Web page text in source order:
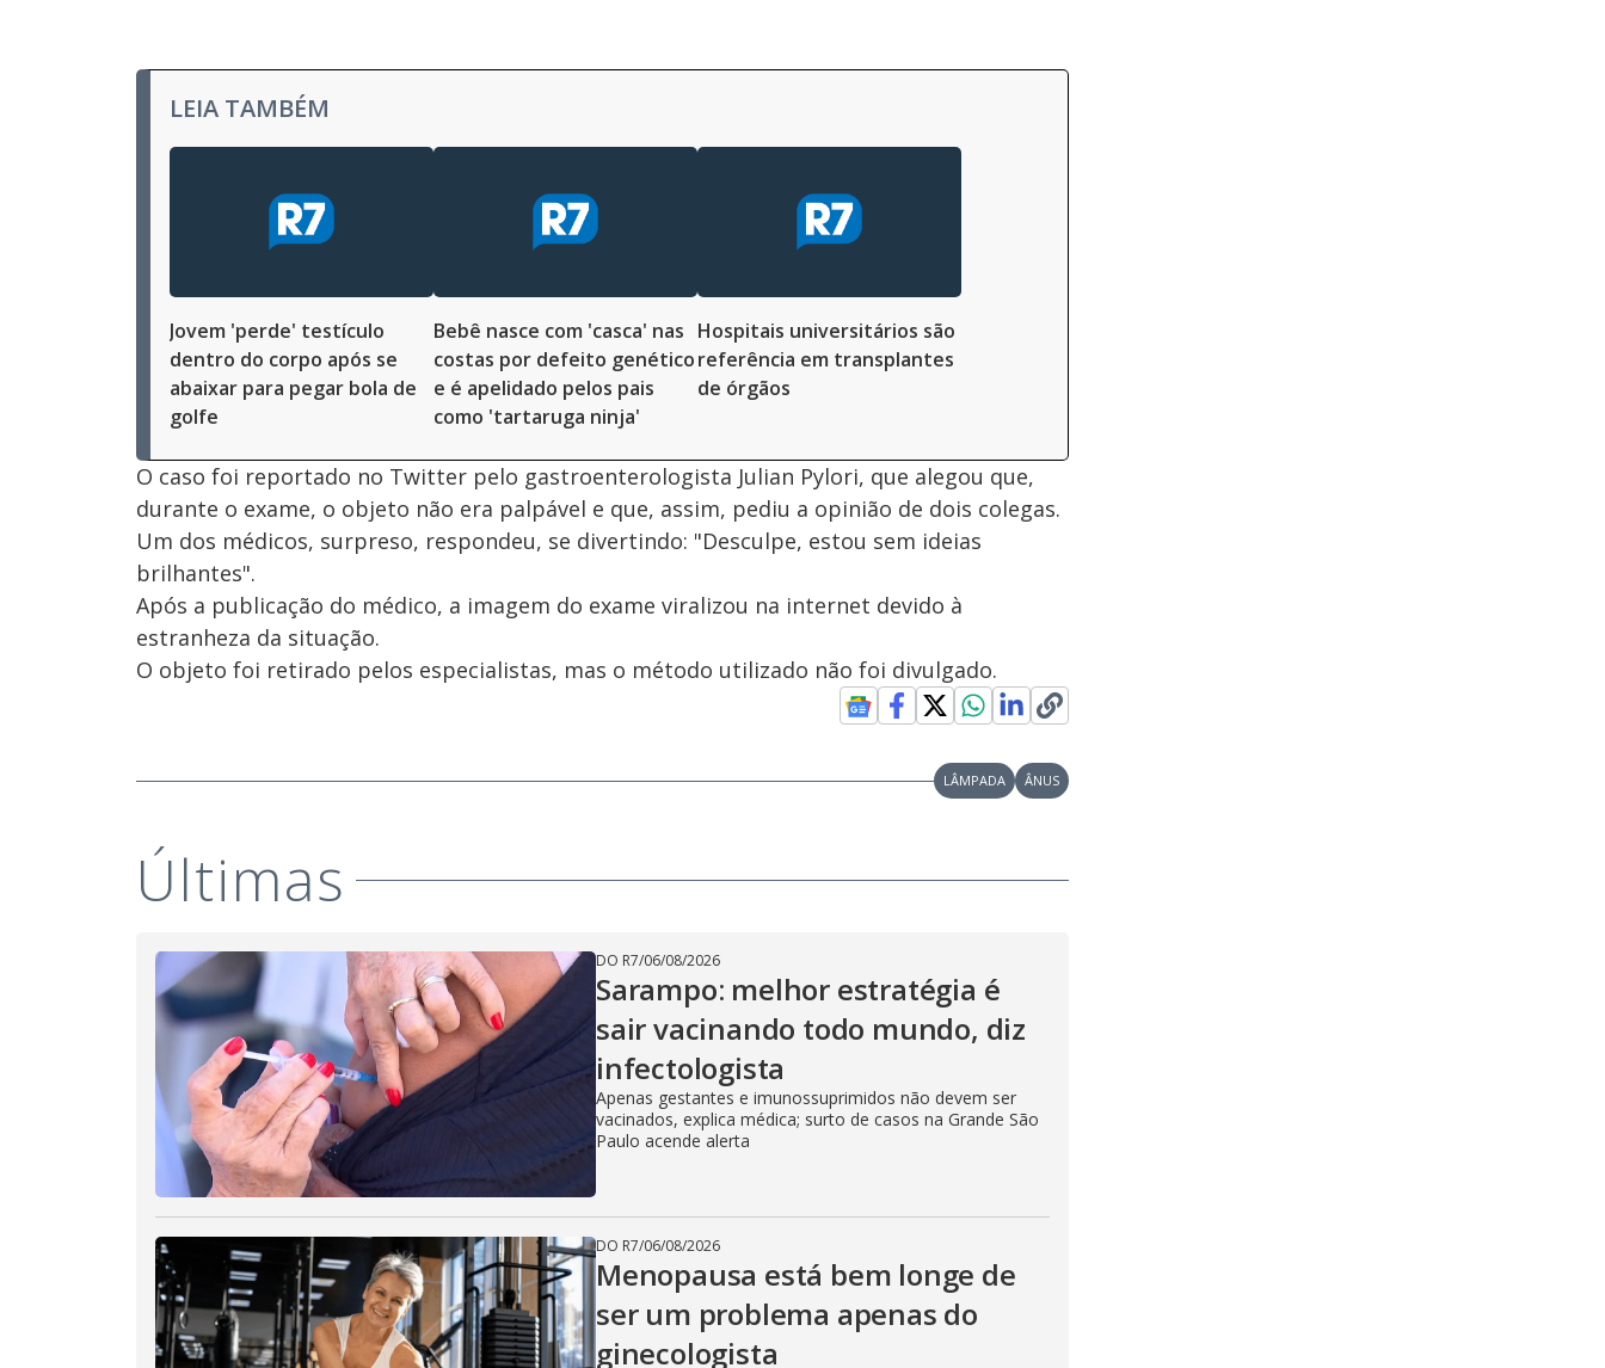
LEIA TAMBÉM
Jovem 'perde' testículo
dentro do corpo após se
abaixar para pegar bola de
golfe
Bebê nasce com 'casca' nas
costas por defeito genético
e é apelidado pelos pais
como 'tartaruga ninja'
Hospitais universitários são
referência em transplantes
de órgãos
O caso foi reportado no Twitter pelo gastroenterologista Julian Pylori, que alegou que,
durante o exame, o objeto não era palpável e que, assim, pediu a opinião de dois colegas.
Um dos médicos, surpreso, respondeu, se divertindo: "Desculpe, estou sem ideias
brilhantes".
Após a publicação do médico, a imagem do exame viralizou na internet devido à
estranheza da situação.
O objeto foi retirado pelos especialistas, mas o método utilizado não foi divulgado.
LÂMPADA ÂNUS
Últimas
DO R7/06/08/2026
Sarampo: melhor estratégia é
sair vacinando todo mundo, diz
infectologista
Apenas gestantes e imunossuprimidos não devem ser
vacinados, explica médica; surto de casos na Grande São
Paulo acende alerta
DO R7/06/08/2026
Menopausa está bem longe de
ser um problema apenas do
ginecologista